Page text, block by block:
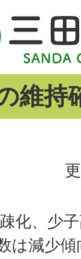
維持
化、少
は減少